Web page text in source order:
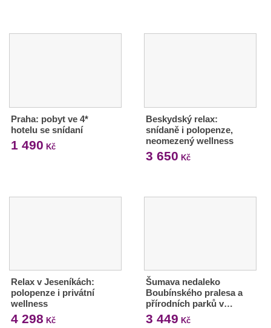
Praha: pobyt ve 4*
hotelu se snídaní
1 490 Kč
Beskydský relax:
snídaně i polopenze,
neomezený wellness
3 650 Kč
Relax v Jeseníkách:
polopenze i privátní
wellness
4 298 Kč
Šumava nedaleko
Boubínského pralesa a
přírodních parků v…
3 449 Kč